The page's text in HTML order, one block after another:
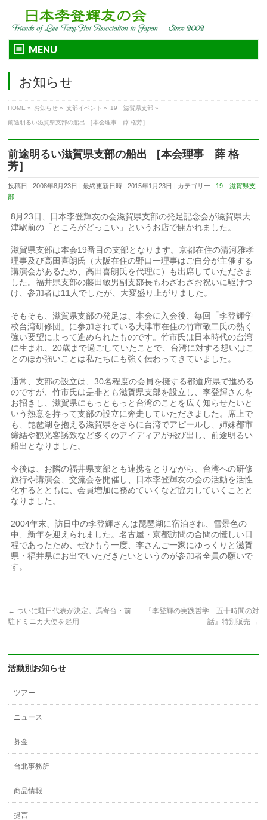
MENU
お知らせ
HOME » お知らせ » 支部イベント » 19 滋賀県支部 »
前途明るい滋賀県支部の船出 ［本会理事 薛 格芳］
前途明るい滋賀県支部の船出 ［本会理事 薛 格
芳］
投稿日 : 2008年8月23日 最終更新日時 : 2015年1月23日 カテゴリー : 19 滋賀県支
部
8月23日、日本李登輝友の会滋賀県支部の発足記念会が滋賀県大
津駅前の「ところがどっこい」というお店で開かれました。
滋賀県支部は本会19番目の支部となります。京都在住の清河雅孝
理事及び高田喜朗氏（大阪在住の野口一理事はご自分が主催する
講演会があるため、高田喜朗氏を代理に）も出席していただきま
した。福井県支部の藤田敏男副支部長もわざわざお祝いに駆けつ
け、参加者は11人でしたが、大変盛り上がりました。
そもそも、滋賀県支部の発足は、本会に入会後、毎回「李登輝学
校台湾研修団」に参加されている大津市在住の竹市敬二氏の熱く
強い要望によって進められたものです。竹市氏は日本時代の台湾
に生まれ、20歳まで過ごしていたことで、台湾に対する想いはこ
とのほか強いことは私たちにも強く伝わってきていました。
通常、支部の設立は、30名程度の会員を擁する都道府県で進める
のですが、竹市氏は是非とも滋賀県支部を設立し、李登輝さんを
お招きし、滋賀県にもっともっと台湾のことを広く知らせたいと
いう熱意を持って支部の設立に奔走していただきました。席上で
も、琵琶湖を抱える滋賀県をさらに台湾でアピールし、姉妹都市
締結や観光客誘致など多くのアイディアが飛び出し、前途明るい
船出となりました。
今後は、お隣の福井県支部とも連携をとりながら、台湾への研修
旅行や講演会、交流会を開催し、日本李登輝友の会の活動を活性
化するとともに、会員増加に務めていくなど協力していくことと
なりました。
2004年末、訪日中の李登輝さんは琵琶湖に宿泊され、雪景色の
中、新年を迎えられました。名古屋・京都訪問の合間の慌しい日
程であったため、ぜひもう一度、李さんご一家にゆっくりと滋賀
県・福井県にお出でいただきたいというのが参加者全員の願いで
す。
← ついに駐日代表が決定。馮寄台・前
駐ドミニカ大使を起用
『李登輝の実践哲学－五十時間の対
話』特別販売 →
活動別お知らせ
ツアー
ニュース
募金
台北事務所
商品情報
提言